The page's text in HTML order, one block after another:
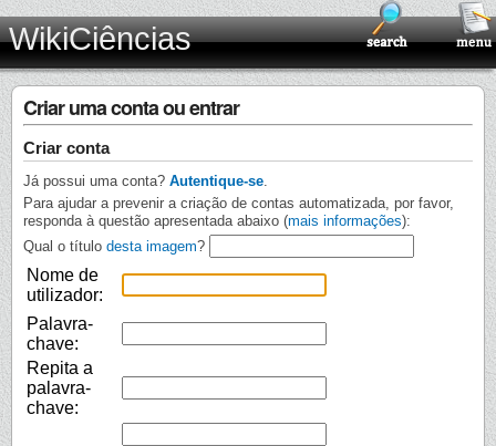
WikiCiências
Criar uma conta ou entrar
Criar conta
Já possui uma conta? Autentique-se
Para ajudar a prevenir a criação de contas automatizada, por favor,
responda à questão apresentada abaixo (mais informações):
Qual o título desta imagem?
Nome de
utilizador:
Palavra-
chave:
Repita a
palavra-
chave: